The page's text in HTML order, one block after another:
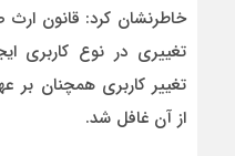
خاطرنشان کرد: قانون ارث
تغییری در نوع کاربری
تغییر کاربری همچنان بر
از آن غافل شد.